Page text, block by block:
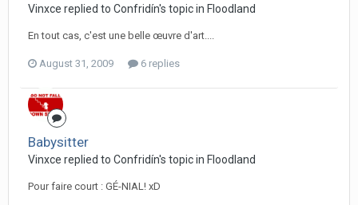
Vinxce replied to Confridín's topic in Floodland
En tout cas, c'est une belle œuvre d'art....
August 31, 2009 6 replies
Babysitter
Vinxce replied to Confridín's topic in Floodland
Pour faire court : GÉ-NIAL! xD